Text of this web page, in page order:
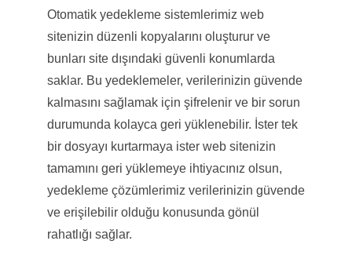
Otomatik yedekleme sistemlerimiz web
sitenizin düzenli kopyalarını oluşturur ve
bunları site dışındaki güvenli konumlarda
saklar. Bu yedeklemeler, verilerinizin güvende
kalmasını sağlamak için şifrelenir ve bir sorun
durumunda kolayca geri yüklenebilir. İster tek
bir dosyayı kurtarmaya ister web sitenizin
tamamını geri yüklemeye ihtiyacınız olsun,
yedekleme çözümlerimiz verilerinizin güvende
ve erişilebilir olduğu konusunda gönül
rahatlığı sağlar.